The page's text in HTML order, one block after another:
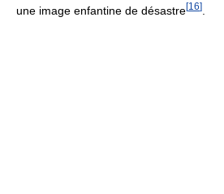
une image enfantine de désastre[16]